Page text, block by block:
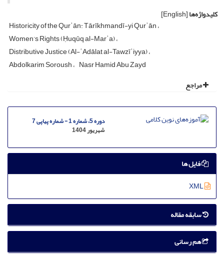
کلیدواژه‌ها[English]
Historicity of the Qurʾān: Tārīkhmandī-yi Qurʾān
Women’s Rights (Ḥuqūq al-Marʾa)
Distributive Justice (Al-ʿAdālat al-Tawzīʿiyya)
Abdolkarim Soroush Nasr Hamid Abu Zayd
مراجع
دوره 5، شماره 1 - شماره پیاپی 7
شهریور 1404
فایل ها
سابقه مقاله
هم رسانی